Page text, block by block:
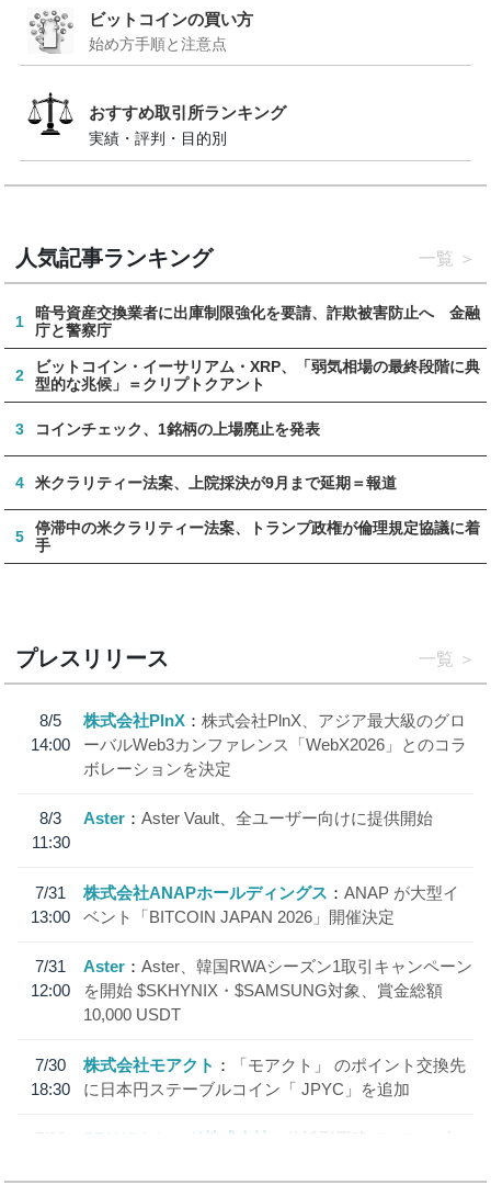
ビットコインの買い方
始め方手順と注意点
おすすめ取引所ランキング
実績・評判・目的別
人気記事ランキング 一覧
1
暗号資産交換業者に出庫制限強化を要請、詐欺被害防止へ 金融
庁と警察庁
2
ビットコイン・イーサリアム・XRP、「弱気相場の最終段階に典
型的な兆候」＝クリプトクアント
3 コインチェック、1銘柄の上場廃止を発表
4 米クラリティー法案、上院採決が9月まで延期＝報道
5
停滞中の米クラリティー法案、トランプ政権が倫理規定協議に着
手
プレスリリース 一覧
8/5
14:00
株式会社PlnX
株式会社PlnX、アジア最大級のグロ
ーバルWeb3カンファレンス「WebX2026」とのコラ
ボレーションを決定
8/3
11:30
Aster Aster Vault、全ユーザー向けに提供開始
7/31
13:00
株式会社ANAPホールディングス
ANAP が大型イ
ベント「BITCOIN JAPAN 2026」開催決定
7/31
12:00
Aster
Aster、韓国RWAシーズン1取引キャンペーン
を開始 $SKHYNIX・$SAMSUNG対象、賞金総額
10,000 USDT
7/30
18:30
株式会社モアクト
「モアクト」 のポイント交換先
に日本円ステーブルコイン「 JPYC」を追加
7/29
SBI VCトレード株式会社
信託型円建てステーブル